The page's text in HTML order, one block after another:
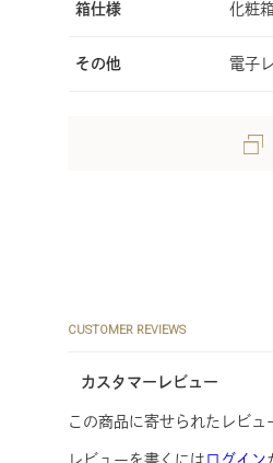
箱仕様 化粧
その他 電子
CUSTOMER REVIEWS
カスタマーレビュー
この商品に寄せられたレビュ
レビューを書くには ログイン